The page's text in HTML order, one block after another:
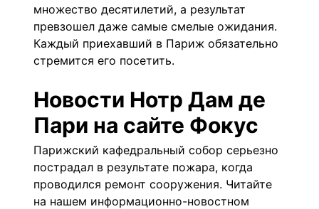
множество десятилетий, а результат
превзошел даже самые смелые ожидания.
Каждый приехавший в Париж обязательно
стремится его посетить.
Новости Нотр Дам де
Пари на сайте Фокус
Парижский кафедральный собор серьезно
пострадал в результате пожара, когда
проводился ремонт сооружения. Читайте
на нашем информационно-новостном